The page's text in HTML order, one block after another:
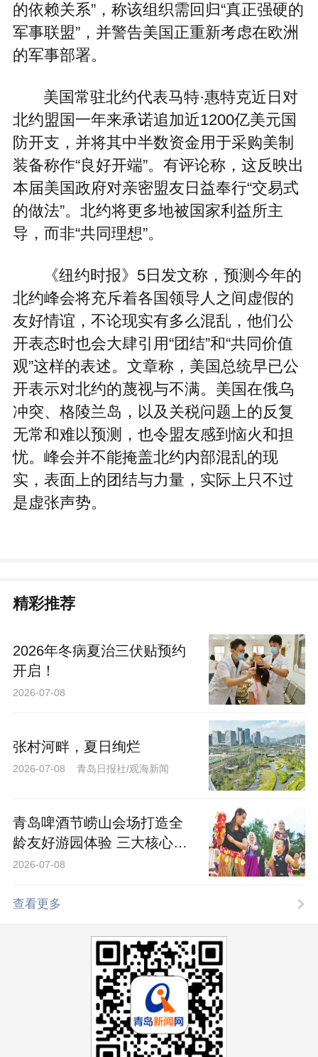
的依赖关系”，称该组织需回归“真正强硬的
军事联盟”，并警告美国正重新考虑在欧洲
的军事部署。
美国常驻北约代表马特·惠特克近日对
北约盟国一年来承诺追加近1200亿美元国
防开支，并将其中半数资金用于采购美制
装备称作“良好开端”。有评论称，这反映出
本届美国政府对亲密盟友日益奉行“交易式
的做法”。北约将更多地被国家利益所主
导，而非“共同理想”。
《纽约时报》5日发文称，预测今年的
北约峰会将充斥着各国领导人之间虚假的
友好情谊，不论现实有多么混乱，他们公
开表态时也会大肆引用“团结”和“共同价值
观”这样的表述。文章称，美国总统早已公
开表示对北约的蔑视与不满。美国在俄乌
冲突、格陵兰岛，以及关税问题上的反复
无常和难以预测，也令盟友感到恼火和担
忧。峰会并不能掩盖北约内部混乱的现
实，表面上的团结与力量，实际上只不过
是虚张声势。
精彩推荐
2026年冬病夏治三伏贴预约
开启！
2026-07-08
张村河畔，夏日绚烂
2026-07-08 青岛日报社/观海新闻
青岛啤酒节崂山会场打造全
龄友好游园体验 三大核心乐
园喊你来“嗨啤”
2026-07-08
查看更多